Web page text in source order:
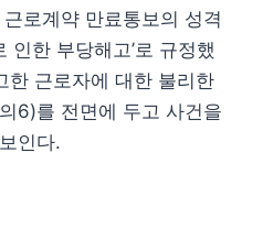
로계약 만료통보의 성격
인한 부당해고’로 규정했
한 근로자에 대한 불리한
6)를 전면에 두고 사건을
인다.